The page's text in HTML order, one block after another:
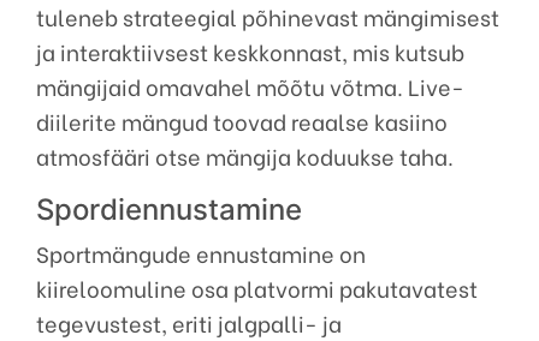
tuleneb strateegial põhinevast mängimisest
ja interaktiivsest keskkonnast, mis kutsub
mängijaid omavahel mõõtu võtma. Live-
diilerite mängud toovad reaalse kasiino
atmosfääri otse mängija koduukse taha.
Spordiennustamine
Sportmängude ennustamine on
kiireloomuline osa platvormi pakutavatest
tegevustest, eriti jalgpalli- ja